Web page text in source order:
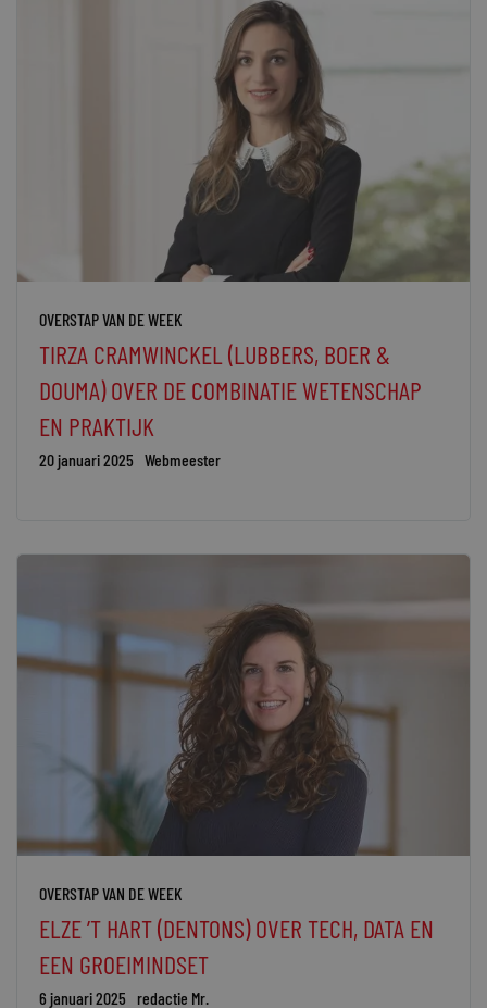
OVERSTAP VAN DE WEEK
TIRZA CRAMWINCKEL (LUBBERS, BOER &
DOUMA) OVER DE COMBINATIE WETENSCHAP
EN PRAKTIJK
20 januari 2025 Webmeester
OVERSTAP VAN DE WEEK
ELZE ’T HART (DENTONS) OVER TECH, DATA EN
EEN GROEIMINDSET
6 januari 2025 redactie Mr.